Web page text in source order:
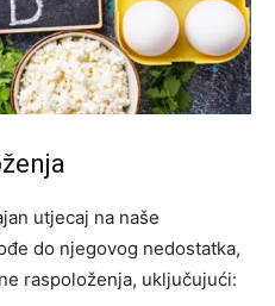
utjecaj na naše
do njegovog nedostatka,
raspoloženja, uključujući: